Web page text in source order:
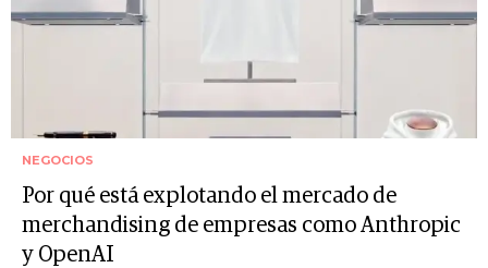
NEGOCIOS
Por qué está explotando el mercado de
merchandising de empresas como Anthropic
y OpenAI